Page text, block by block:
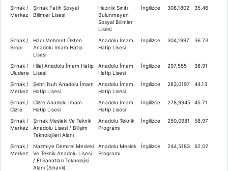
Şirnak /
Merkez
Şırnak Fatih Sosyal
Bilimler Lisesi
Hazırlık Sınıfı
Bulunmayan
Sosyal Bilimler
Lisesi
İngilizce 308,1802 35.46
Şirnak /
Si̇lopi̇
Hacı Mehmet Ökten
Anadolu İmam Hatip
Lisesi
Anadolu İmam
Hatip Lisesi
İngilizce 304,1997 36.73
Şirnak /
Uludere
Hilal Anadolu İmam Hatip
Lisesi
Anadolu İmam
Hatip Lisesi
İngilizce 297,555 38.91
Şirnak /
Merkez
Şehri Nuh Anadolu İmam
Hatip Lisesi
Anadolu İmam
Hatip Lisesi
İngilizce 283,0197 44.13
Şirnak /
Ci̇zre
Cizre Anadolu İmam
Hatip Lisesi
Anadolu İmam
Hatip Lisesi
İngilizce 278,9945 45.71
Şirnak /
Merkez
Şırnak Mesleki Ve Teknik
Anadolu Lisesi / Bilişim
Teknolojileri Alanı
Anadolu Teknik
Programı
İngilizce 250,0981 58.97
Şirnak /
Merkez
Nazmiye Demirel Mesleki
Ve Teknik Anadolu Lisesi
/ El Sanatları Teknolojisi
Alanı (Sınavlı)
Anadolu Meslek
Programı
İngilizce 244,5183 62.02